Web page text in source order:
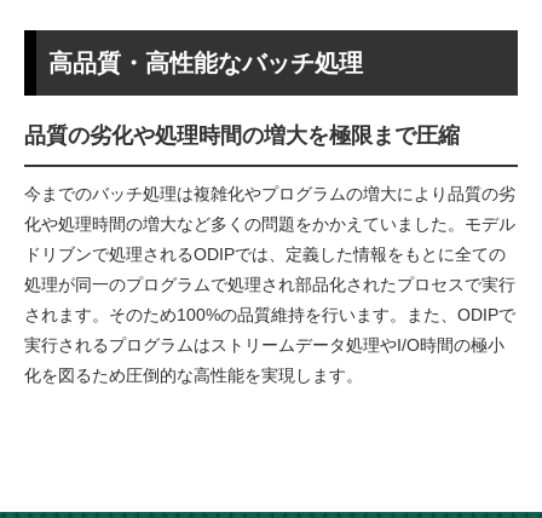
高品質・高性能なバッチ処理
品質の劣化や処理時間の増大を極限まで圧縮
今までのバッチ処理は複雑化やプログラムの増大により品質の劣
化や処理時間の増大など多くの問題をかかえていました。モデル
ドリブンで処理されるODIPでは、定義した情報をもとに全ての
処理が同一のプログラムで処理され部品化されたプロセスで実行
されます。そのため100%の品質維持を行います。また、ODIPで
実行されるプログラムはストリームデータ処理やI/O時間の極小
化を図るため圧倒的な高性能を実現します。